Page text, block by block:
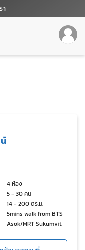
า
4 ห้อง
5 - 30 คน
14 - 200 ตร.ม.
5mins walk from BTS
Asok/MRT Sukumvit.